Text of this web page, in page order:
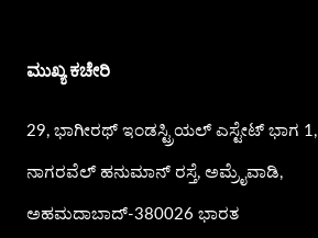
ಮುಖ್ಯ ಕಚೇರಿ
29, ಭಾಗೀರಥ್ ಇಂಡಸ್ಟ್ರಿಯಲ್ ಎಸ್ಟೇಟ್ ಭಾಗ 1,
ನಾಗರವೆಲ್ ಹನುಮಾನ್ ರಸ್ತೆ, ಅಮ್ರೈವಾಡಿ,
ಅಹಮದಾಬಾದ್-380026 ಭಾರತ